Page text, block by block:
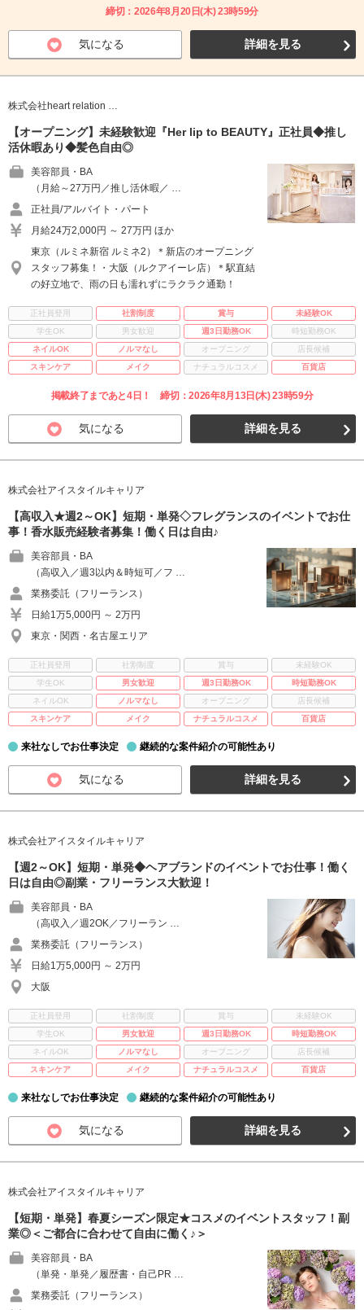
締切：2026年8月20日(木) 23時59分
気になる 詳細を見る
株式会社heart relation …
【オープニング】未経験歓迎『Her lip to BEAUTY』正社員◆推し
活休暇あり◆髪色自由◎
美容部員・BA
（月給～27万円／推し活休暇／ …
正社員/アルバイト・パート
月給24万2,000円 ～ 27万円 ほか
東京（ルミネ新宿 ルミネ2）＊新店のオープニング
スタッフ募集！・大阪（ルクアイーレ店）＊駅直結
の好立地で、雨の日も濡れずにラクラク通勤！
正社員登用 社割制度 賞与
未経験OK
学生OK
男女歓迎 週3日勤務OK
時短勤務OK
ネイルOK
ノルマなし オープニング
店長候補
スキンケア
メイク ナチュラルコスメ 百貨店
掲載終了まであと4日！ 締切：2026年8月13日(木) 23時59分
気になる 詳細を見る
株式会社アイスタイルキャリア
【高収入★週2～OK】短期・単発◇フレグランスのイベントでお仕
事！香水販売経験者募集！働く日は自由♪
美容部員・BA
（高収入／週3以内＆時短可／フ …
業務委託（フリーランス）
日給1万5,000円 ～ 2万円
東京・関西・名古屋エリア
正社員登用 社割制度 賞与
未経験OK
学生OK
男女歓迎 週3日勤務OK
時短勤務OK
ネイルOK
ノルマなし オープニング
店長候補
スキンケア
メイク ナチュラルコスメ 百貨店
来社なしでお仕事決定 継続的な案件紹介の可能性あり
気になる 詳細を見る
株式会社アイスタイルキャリア
【週2～OK】短期・単発◆ヘアブランドのイベントでお仕事！働く
日は自由◎副業・フリーランス大歓迎！
美容部員・BA
（高収入／週2OK／フリーラン …
業務委託（フリーランス）
日給1万5,000円 ～ 2万円
大阪
正社員登用 社割制度 賞与
未経験OK
学生OK
男女歓迎 週3日勤務OK
時短勤務OK
ネイルOK
ノルマなし オープニング
店長候補
スキンケア
メイク ナチュラルコスメ 百貨店
来社なしでお仕事決定 継続的な案件紹介の可能性あり
気になる 詳細を見る
株式会社アイスタイルキャリア
【短期・単発】春夏シーズン限定★コスメのイベントスタッフ！副
業◎＜ご都合に合わせて自由に働く♪＞
美容部員・BA
（単発・単発／履歴書・自己PR …
業務委託（フリーランス）